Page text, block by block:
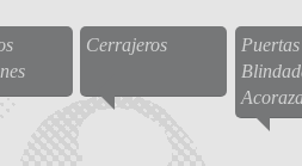
Cerrajeros
Puertas